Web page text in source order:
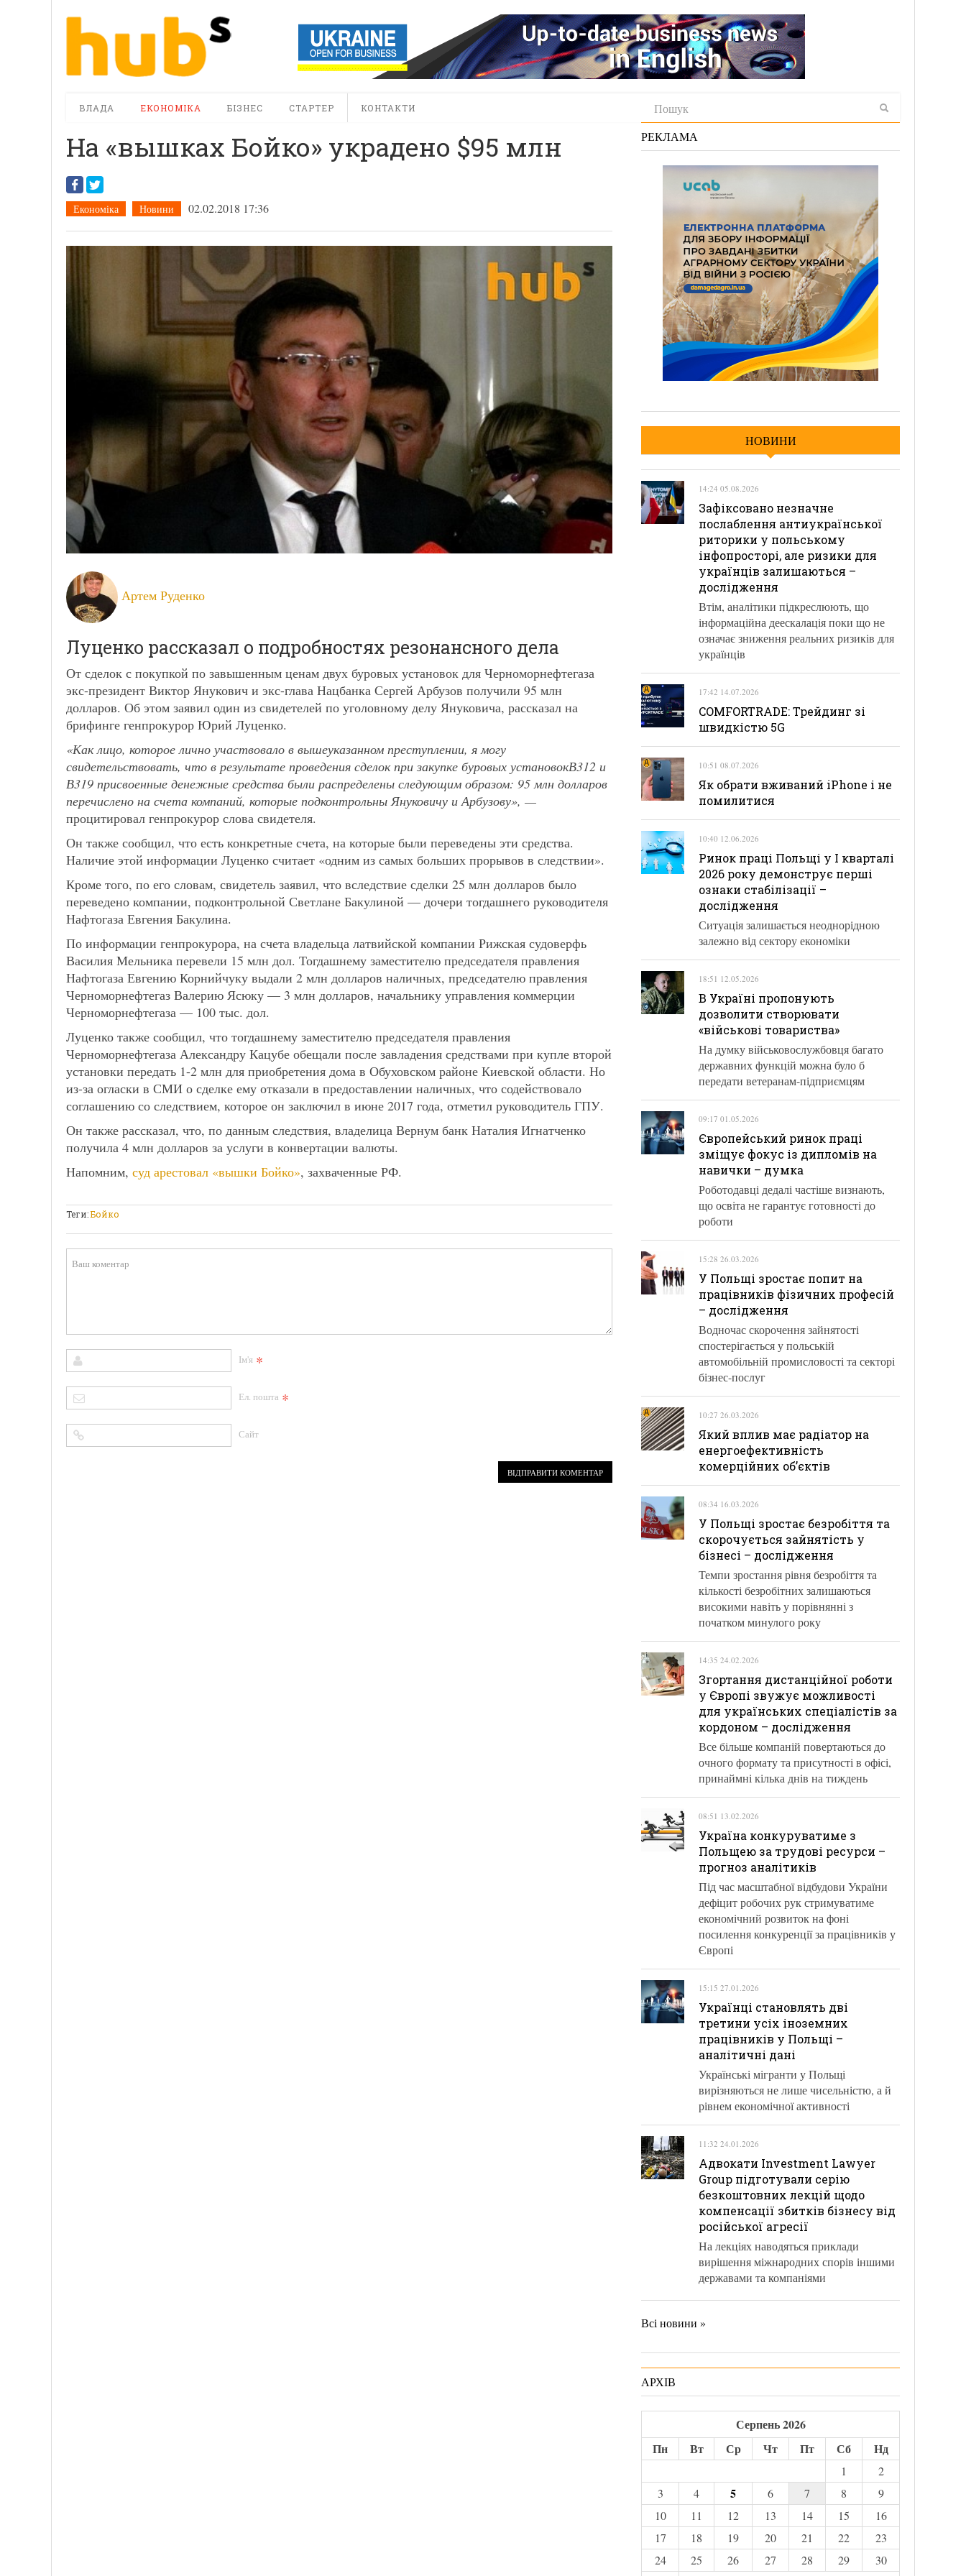
ВЛАДА ЕКОНОМІКА БІЗНЕС СТАРТЕР КОНТАКТИ
На «вышках Бойко» украдено $95 млн
Економіка Новини 02.02.2018 17:36
Артем Руденко
Луценко рассказал о подробностях резонансного дела
От сделок с покупкой по завышенным ценам двух буровых установок для Черноморнефтегаза
экс-президент Виктор Янукович и экс-глава Нацбанка Сергей Арбузов получили 95 млн
долларов. Об этом заявил один из свидетелей по уголовному делу Януковича, рассказал на
брифинге генпрокурор Юрий Луценко.
«Как лицо, которое лично участвовало в вышеуказанном преступлении, я могу
свидетельствовать, что в результате проведения сделок при закупке буровых установокВ312 и
В319 присвоенные денежные средства были распределены следующим образом: 95 млн долларов
перечислено на счета компаний, которые подконтрольны Януковичу и Арбузову», —
процитировал генпрокурор слова свидетеля.
Он также сообщил, что есть конкретные счета, на которые были переведены эти средства.
Наличие этой информации Луценко считает «одним из самых больших прорывов в следствии».
Кроме того, по его словам, свидетель заявил, что вследствие сделки 25 млн долларов было
переведено компании, подконтрольной Светлане Бакулиной — дочери тогдашнего руководителя
Нафтогаза Евгения Бакулина.
По информации генпрокурора, на счета владельца латвийской компании Рижская судоверфь
Василия Мельника перевели 15 млн дол. Тогдашнему заместителю председателя правления
Нафтогаза Евгению Корнийчуку выдали 2 млн долларов наличных, председателю правления
Черноморнефтегаз Валерию Ясюку — 3 млн долларов, начальнику управления коммерции
Черноморнефтегаза — 100 тыс. дол.
Луценко также сообщил, что тогдашнему заместителю председателя правления
Черноморнефтегаза Александру Кацубе обещали после завладения средствами при купле второй
установки передать 1-2 млн для приобретения дома в Обуховском районе Киевской области. Но
из-за огласки в СМИ о сделке ему отказали в предоставлении наличных, что содействовало
соглашению со следствием, которое он заключил в июне 2017 года, отметил руководитель ГПУ.
Он также рассказал, что, по данным следствия, владелица Вернум банк Наталия Игнатченко
получила 4 млн долларов за услуги в конвертации валюты.
Напомним, суд арестовал «вышки Бойко», захваченные РФ.
Теги:Бойко
Ім'я *
Ел. пошта *
Сайт
РЕКЛАМА
НОВИНИ
14:24 05.08.2026
Зафіксовано незначне
послаблення антиукраїнської
риторики у польському
інфопросторі, але ризики для
українців залишаються –
дослідження
Втім, аналітики підкреслюють, що
інформаційна деескалація поки що не
означає зниження реальних ризиків для
українців
17:42 14.07.2026
COMFORTRADE: Трейдинг зі
швидкістю 5G
10:51 08.07.2026
Як обрати вживаний iPhone і не
помилитися
10:40 12.06.2026
Ринок праці Польщі у І кварталі
2026 року демонструє перші
ознаки стабілізації –
дослідження
Ситуація залишається неоднорідною
залежно від сектору економіки
18:51 12.05.2026
В Україні пропонують
дозволити створювати
«військові товариства»
На думку військовослужбовця багато
державних функцій можна було б
передати ветеранам-підприємцям
09:17 01.05.2026
Європейський ринок праці
зміщує фокус із дипломів на
навички – думка
Роботодавці дедалі частіше визнають,
що освіта не гарантує готовності до
роботи
15:28 26.03.2026
У Польщі зростає попит на
працівників фізичних професій
– дослідження
Водночас скорочення зайнятості
спостерігається у польській
автомобільній промисловості та секторі
бізнес-послуг
10:27 26.03.2026
Який вплив має радіатор на
енергоефективність
комерційних об’єктів
08:34 16.03.2026
У Польщі зростає безробіття та
скорочується зайнятість у
бізнесі – дослідження
Темпи зростання рівня безробіття та
кількості безробітних залишаються
високими навіть у порівнянні з
початком минулого року
14:35 24.02.2026
Згортання дистанційної роботи
у Європі звужує можливості
для українських спеціалістів за
кордоном – дослідження
Все більше компаній повертаються до
очного формату та присутності в офісі,
принаймні кілька днів на тиждень
08:51 13.02.2026
Україна конкуруватиме з
Польщею за трудові ресурси –
прогноз аналітиків
Під час масштабної відбудови України
дефіцит робочих рук стримуватиме
економічний розвиток на фоні
посилення конкуренції за працівників у
Європі
15:15 27.01.2026
Українці становлять дві
третини усіх іноземних
працівників у Польщі –
аналітичні дані
Українські мігранти у Польщі
вирізняються не лише чисельністю, а й
рівнем економічної активності
11:32 24.01.2026
Адвокати Investment Lawyer
Group підготували серію
безкоштовних лекцій щодо
компенсації збитків бізнесу від
російської агресії
На лекціях наводяться приклади
вирішення міжнародних спорів іншими
державами та компаніями
Всі новини »
АРХІВ
Серпень 2026
Пн
Вт Ср Чт Пт Сб Нд
1
2
3
4 5 6 7 8
9
10
11 12 13 14 15
16
17
18 19 20 21 22
23
24
25 26 27 28 29
30